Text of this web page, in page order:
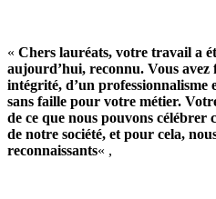
« Chers lauréats, votre travail a
aujourd’hui, reconnu. Vous avez
intégrité, d’un professionnalisme
sans faille pour votre métier.
de ce que nous pouvons célébrer
de notre société, et pour cela,
reconnaissants« ,